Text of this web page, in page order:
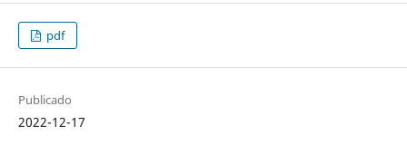
pdf
Publicado
2022-12-17